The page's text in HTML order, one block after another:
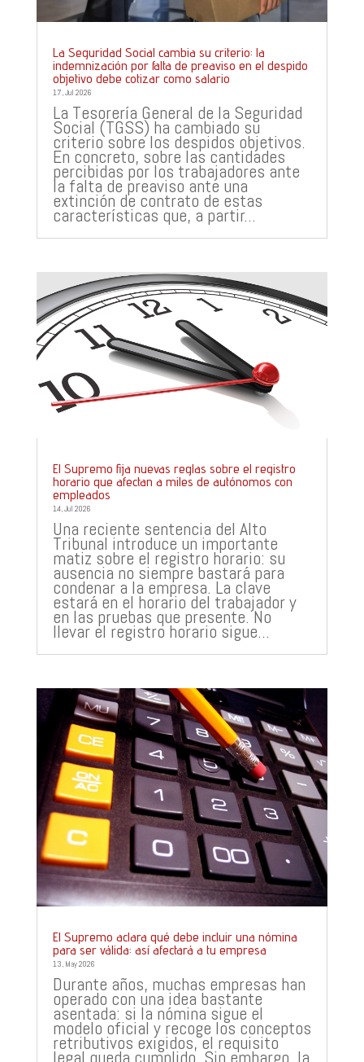
La Seguridad Social cambia su criterio: la
indemnización por falta de preaviso en el despido
objetivo debe cotizar como salario
17, Jul 2026
La Tesorería General de la Seguridad
Social (TGSS) ha cambiado su
criterio sobre los despidos objetivos.
En concreto, sobre las cantidades
percibidas por los trabajadores ante
la falta de preaviso ante una
extinción de contrato de estas
características que, a partir...
El Supremo fija nuevas reglas sobre el registro
horario que afectan a miles de autónomos con
empleados
14, Jul 2026
Una reciente sentencia del Alto
Tribunal introduce un importante
matiz sobre el registro horario: su
ausencia no siempre bastará para
condenar a la empresa. La clave
estará en el horario del trabajador y
en las pruebas que presente. No
llevar el registro horario sigue...
El Supremo aclara qué debe incluir una nómina
para ser válida: así afectará a tu empresa
13, May 2026
Durante años, muchas empresas han
operado con una idea bastante
asentada: si la nómina sigue el
modelo oficial y recoge los conceptos
retributivos exigidos, el requisito